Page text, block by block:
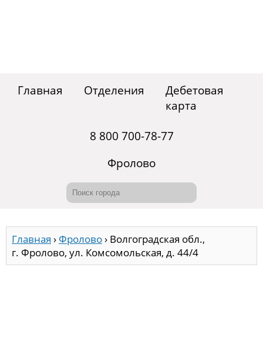
Главная Отделения
Дебетовая
карта
8 800 700-78-77
Фролово
Главная › Фролово› Волгоградская обл.,
г. Фролово, ул. Комсомольская, д. 44/4